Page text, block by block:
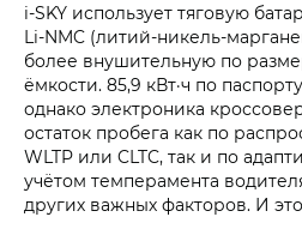
i‑SKY использует тяговую
Li-NMC (литий-никель-
более внушительную по
ёмкости. 85,9 кВт·ч по
однако электроника
остаток пробега как по
WLTP или CLTC, так и по
учётом темперамента
других важных факторов. И